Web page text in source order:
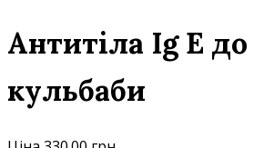
Антитіла Ig E до
кульбаби